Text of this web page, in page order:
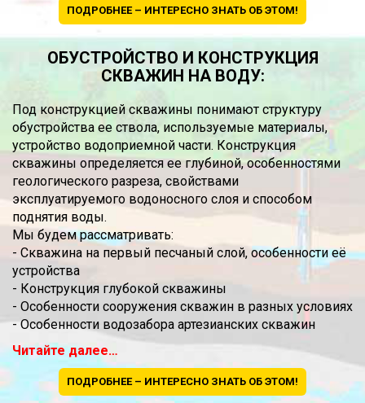
ПОДРОБНЕЕ – ИНТЕРЕСНО ЗНАТЬ ОБ ЭТОМ!
ОБУСТРОЙСТВО И КОНСТРУКЦИЯ
СКВАЖИН НА ВОДУ:
Под конструкцией скважины понимают структуру
обустройства ее ствола, используемые материалы,
устройство водоприемной части. Конструкция
скважины определяется ее глубиной, особенностями
геологического разреза, свойствами
эксплуатируемого водоносного слоя и способом
поднятия воды.
Мы будем рассматривать:
- Скважина на первый песчаный слой, особенности её
устройства
- Конструкция глубокой скважины
- Особенности сооружения скважин в разных условиях
- Особенности водозабора артезианских скважин
Читайте далее…
ПОДРОБНЕЕ – ИНТЕРЕСНО ЗНАТЬ ОБ ЭТОМ!